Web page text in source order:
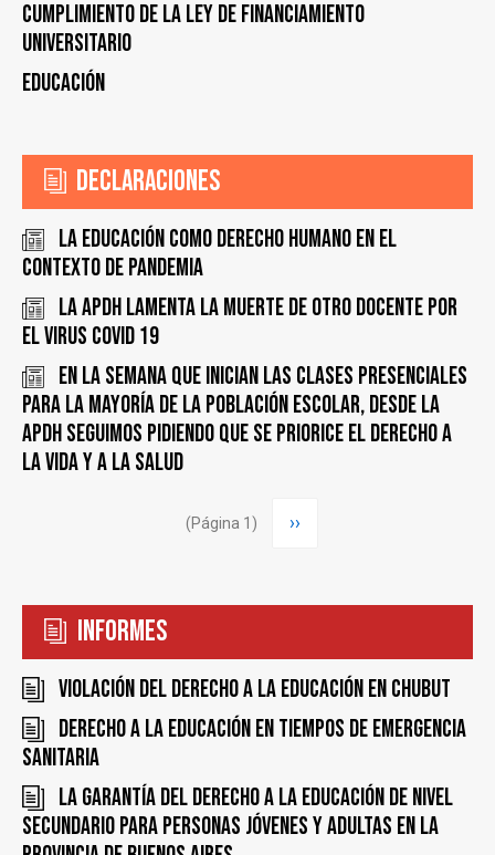
cumplimiento de la Ley de financiamiento
universitario
Educación
Declaraciones
La educación como derecho humano en el
contexto de pandemia
La APDH lamenta la muerte de otro docente por
el virus COVID 19
En la semana que inician las clases presenciales
para la mayoría de la población escolar, desde la
APDH seguimos pidiendo que se priorice el derecho a
la vida y a la salud
(Página 1)
Siguiente
››
Informes
Violación del derecho a la educación en Chubut
Derecho a la educación en tiempos de emergencia
sanitaria
La garantía del derecho a la educación de nivel
secundario para personas jóvenes y adultas en la